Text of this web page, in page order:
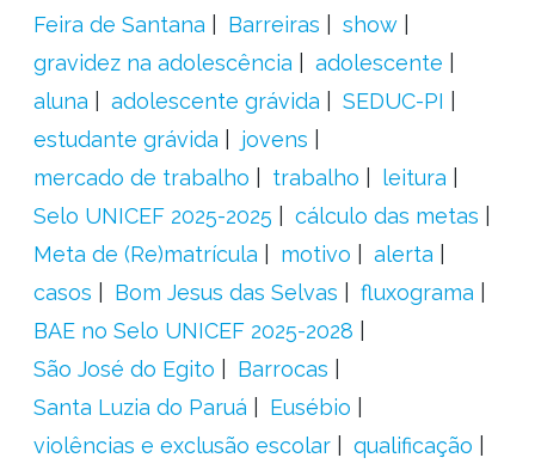
Feira de Santana
Barreiras
show
gravidez na adolescência
adolescente
aluna
adolescente grávida
SEDUC-PI
estudante grávida
jovens
mercado de trabalho
trabalho
leitura
Selo UNICEF 2025-2025
cálculo das metas
Meta de (Re)matrícula
motivo
alerta
casos
Bom Jesus das Selvas
fluxograma
BAE no Selo UNICEF 2025-2028
São José do Egito
Barrocas
Santa Luzia do Paruá
Eusébio
violências e exclusão escolar
qualificação